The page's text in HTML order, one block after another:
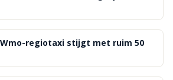
regiotaxi stijgt met ruim 50